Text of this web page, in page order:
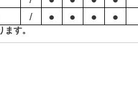
/ ● ● ● ●
す。